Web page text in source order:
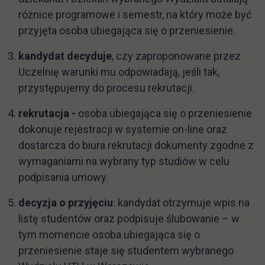
różnice programowe i semestr, na który może być
przyjęta osoba ubiegająca się o przeniesienie.
kandydat decyduje, czy zaproponowane przez
Uczelnię warunki mu odpowiadają, jeśli tak,
przystępujemy do procesu rekrutacji.
rekrutacja - osoba ubiegająca się o przeniesienie
dokonuje rejestracji w systemie on-line oraz
dostarcza do biura rekrutacji dokumenty zgodne z
wymaganiami na wybrany typ studiów w celu
podpisania umowy.
decyzja o przyjęciu: kandydat otrzymuje wpis na
listę studentów oraz podpisuje ślubowanie – w
tym momencie osoba ubiegająca się o
przeniesienie staje się studentem wybranego